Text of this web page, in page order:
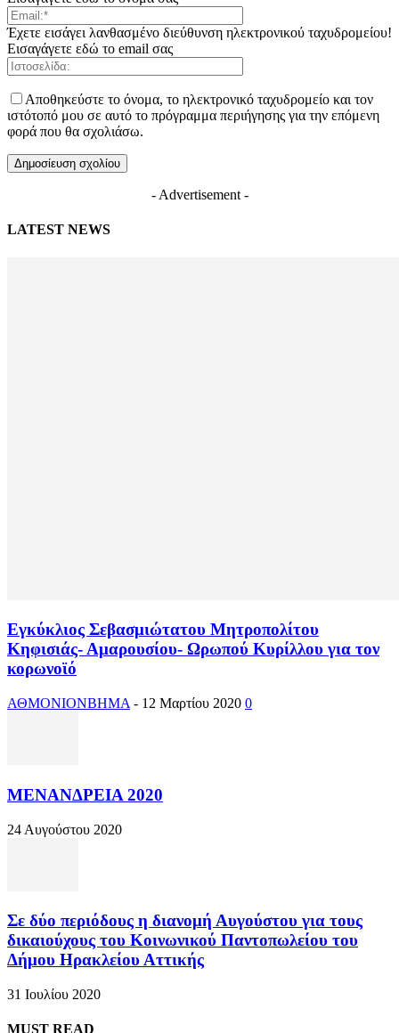
Έχετε εισάγει λανθασμένο διεύθυνση ηλεκτρονικού ταχυδρομείου!
Εισαγάγετε εδώ το email σας
Αποθηκεύστε το όνομα, το ηλεκτρονικό ταχυδρομείο και τον
ιστότοπό μου σε αυτό το πρόγραμμα περιήγησης για την επόμενη
φορά που θα σχολιάσω.
- Advertisement -
LATEST NEWS
Εγκύκλιος Σεβασμιώτατου Μητροπολίτου
Κηφισιάς- Αμαρουσίου- Ωρωπού Κυρίλλου για τον
κορωνοϊό
ΑΘΜΟΝΙΟΝΒΗΜΑ - 12 Μαρτίου 2020 0
ΜΕΝΑΝΔΡΕΙΑ 2020
24 Αυγούστου 2020
Σε δύο περιόδους η διανομή Αυγούστου για τους
δικαιούχους του Κοινωνικού Παντοπωλείου του
Δήμου Ηρακλείου Αττικής
31 Ιουλίου 2020
MUST READ